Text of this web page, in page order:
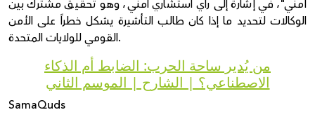
أمني"، في إشارة إلى رأي استشاري أمني، وهو تحقيق مشترك بين
الوكالات لتحديد ما إذا كان طالب التأشيرة يشكل خطراً على الأمن
القومي للولايات المتحدة.
من يُدير ساحة الحرب: الضابط أم الذكاء
الاصطناعي؟ | الشارح | الموسم الثاني
SamaQuds